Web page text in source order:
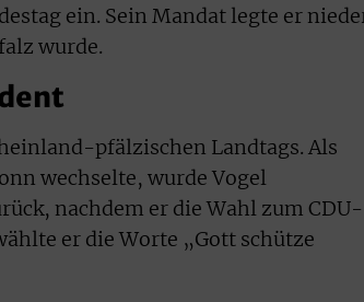
ein. Sein Mandat legte er
wurde.
pfälzischen Landtags. Als
wechselte, wurde Vogel
nachdem er die Wahl zum CDU-
er die Worte „Gott schütze